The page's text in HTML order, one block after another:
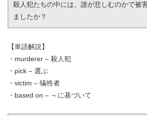
殺人犯たちの中には、誰が悲しむのかで被
ましたか？
【単語解説】
・murderer – 殺人犯
・pick – 選ぶ
・victim – 犠牲者
・based on – ～に基づいて